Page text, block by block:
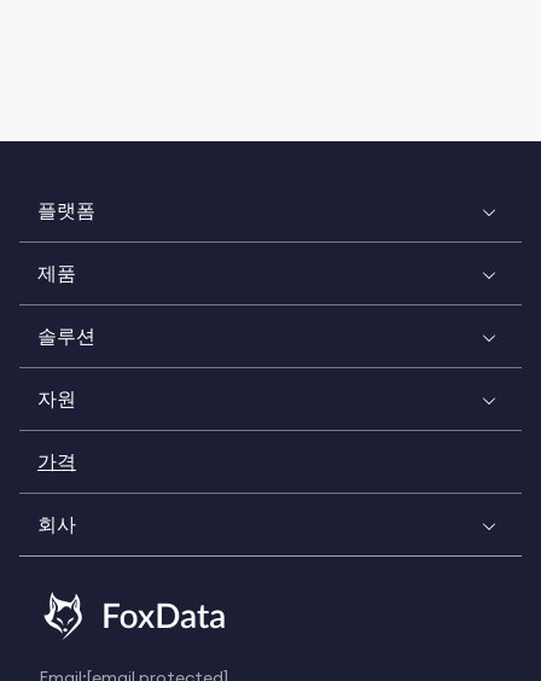
플랫폼
제품
솔루션
자원
가격
회사